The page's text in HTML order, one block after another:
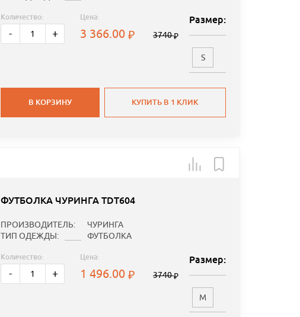
Количество:
- +
Цена:
3 366.00 3740
Размер:
S
В КОРЗИНУ КУПИТЬ В 1 КЛИК
ФУТБОЛКА ЧУРИНГА TDT604
ПРОИЗВОДИТЕЛЬ:
ЧУРИНГА
ТИП ОДЕЖДЫ:
ФУТБОЛКА
Количество:
- +
Цена:
1 496.00 3740
Размер:
M